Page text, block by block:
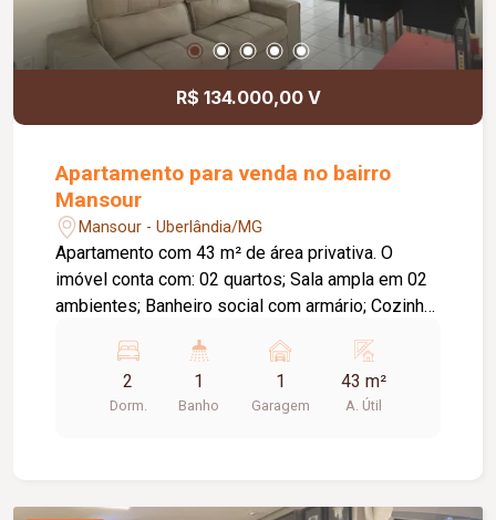
R$ 134.000,00 V
Apartamento para venda no bairro
Mansour
Mansour - Uberlândia/MG
Apartamento com 43 m² de área privativa. O
imóvel conta com: 02 quartos; Sala ampla em 02
ambientes; Banheiro social com armário; Cozinha
garagem; O condomínio conta com: Portaria 24
horas; Mercadinho; Salão de festas; Câmeras de
segurança; Diferenciais: Acabamento em gesso;
2
Dorm.
1
Banho
1
Garagem
43 m²
A. Útil